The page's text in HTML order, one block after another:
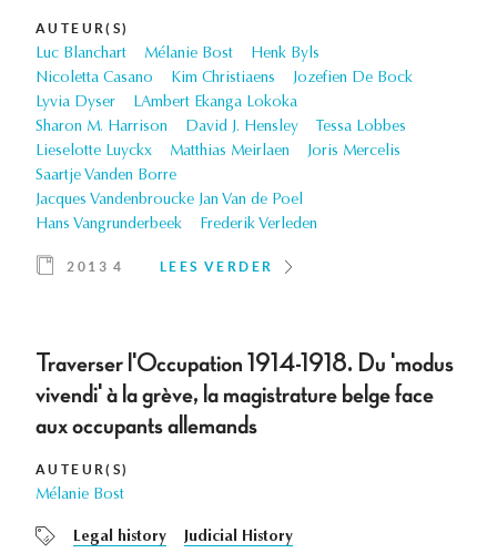
AUTEUR(S)
Luc Blanchart Mélanie Bost
Henk Byls
Nicoletta Casano
Kim Christiaens
Jozefien De Bock
Lyvia Dyser
LAmbert Ekanga Lokoka
Sharon M. Harrison
David J. Hensley
Tessa Lobbes
Lieselotte Luyckx
Matthias Meirlaen
Joris Mercelis
Saartje Vanden Borre
Jacques Vandenbroucke Jan Van de Poel
Hans Vangrunderbeek
Frederik Verleden
2013 4 LEES VERDER
Traverser l'Occupation 1914-1918. Du 'modus
vivendi' à la grève, la magistrature belge face
aux occupants allemands
AUTEUR(S)
Mélanie Bost
Legal history
Judicial History